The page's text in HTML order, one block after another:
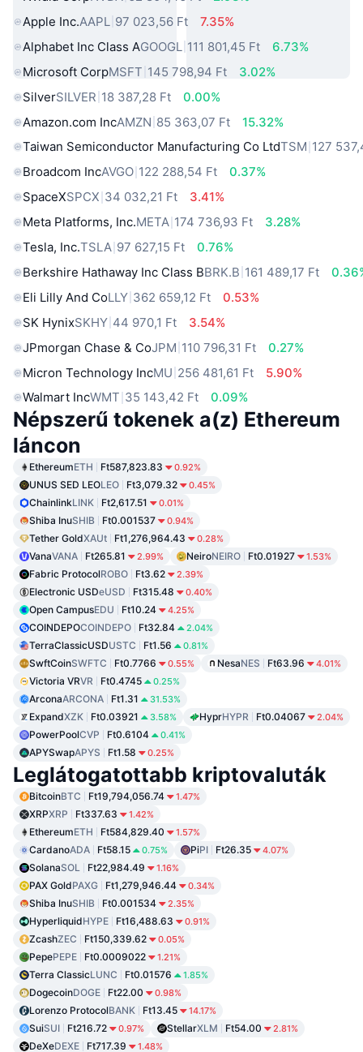
Apple Inc.AAPL 97 023,56 Ft
7.35%
Alphabet Inc Class AGOOGL 111 801,45 Ft
6.73%
Microsoft CorpMSFT 145 798,94 Ft
3.02%
SilverSILVER 18 387,28 Ft
0.00%
Amazon.com IncAMZN 85 363,07 Ft
15.32%
Taiwan Semiconductor Manufacturing Co LtdTSM 127
Broadcom IncAVGO 122 288,54 Ft
0.37%
SpaceXSPCX 34 032,21 Ft
3.41%
Meta Platforms, Inc.META 174 736,93 Ft
3.28%
Tesla, Inc.TSLA 97 627,15 Ft
0.76%
Berkshire Hathaway Inc Class BBRK.B 161 489,17 Ft
Eli Lilly And CoLLY 362 659,12 Ft
0.53%
SK HynixSKHY 44 970,1 Ft
3.54%
JPmorgan Chase & CoJPM 110 796,31 Ft
0.27%
Micron Technology IncMU 256 481,61 Ft
5.90%
Walmart IncWMT 35 143,42 Ft 0.09%
Népszerű tokenek a(z) Ethereum
láncon
EthereumETH Ft587,823.83 0.92%
UNUS SED LEOLEO Ft3,079.32 0.45%
ChainlinkLINK Ft2,617.51 0.01%
Shiba InuSHIB Ft0.001537 0.94%
Tether GoldXAUt Ft1,276,964.43 0.28%
VanaVANA Ft265.81 2.99% NeiroNEIRO Ft0.01927 1.53%
Fabric ProtocolROBO Ft3.62 2.39%
Electronic USDeUSD Ft315.48 0.40%
Open CampusEDU Ft10.24 4.25%
COINDEPOCOINDEPO Ft32.84 2.04%
TerraClassicUSDUSTC Ft1.56 0.81%
SwftCoinSWFTC Ft0.7766 0.55% NesaNES Ft63.96 4.01%
Victoria VRVR Ft0.4745 0.25%
ArconaARCONA Ft1.31 31.53%
ExpandXZK Ft0.03921 3.58% HyprHYPR Ft0.04067 2.04%
PowerPoolCVP Ft0.6104 0.41%
APYSwapAPYS Ft1.58 0.25%
Leglátogatottabb kriptovaluták
BitcoinBTC Ft19,794,056.74 1.47%
XRPXRP Ft337.63 1.42%
EthereumETH Ft584,829.40 1.57%
CardanoADA Ft58.15 0.75% PiPI Ft26.35 4.07%
SolanaSOL Ft22,984.49 1.16%
PAX GoldPAXG Ft1,279,946.44 0.34%
Shiba InuSHIB Ft0.001534 2.35%
HyperliquidHYPE Ft16,488.63 0.91%
ZcashZEC Ft150,339.62 0.05%
PepePEPE Ft0.0009022 1.21%
Terra ClassicLUNC Ft0.01576 1.85%
DogecoinDOGE Ft22.00 0.98%
Lorenzo ProtocolBANK Ft13.45 14.17%
SuiSUI Ft216.72 0.97% StellarXLM Ft54.00 2.81%
DeXeDEXE Ft717.39 1.48%